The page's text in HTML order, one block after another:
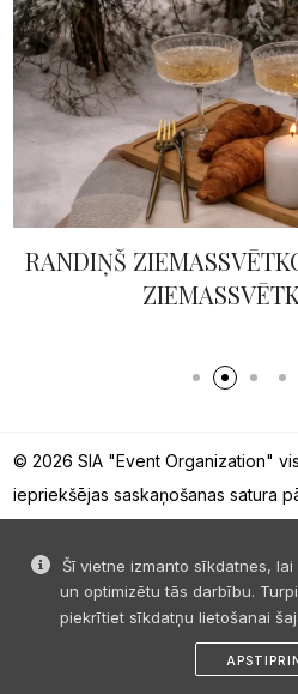
RANDIŅŠ
Šī vietne izmanto sīkdatnes,
un optimizētu tās darbību.
piekrītiet sīkdatņu lietošanai
© 2026 SIA "Event Organization"
iepriekšējas saskaņošanas satura